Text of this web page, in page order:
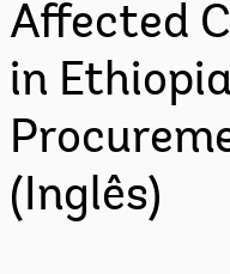
Affected
in
(Inglês)